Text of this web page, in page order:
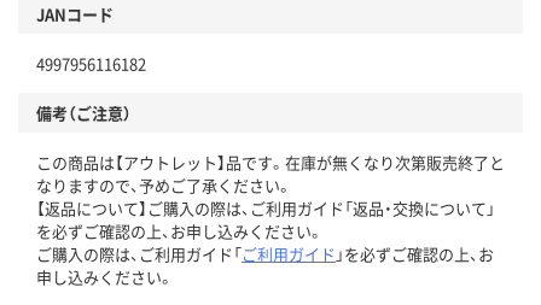
JANコード
4997956116182
備考（ご注意）
この商品は【アウトレット】品です。在庫が無くなり次第販売終了と
なりますので、予めご了承ください。
【返品について】ご購入の際は、ご利用ガイド「返品・交換について」
を必ずご確認の上、お申し込みください。
ご購入の際は、ご利用ガイド「ご利用ガイド 」を必ずご確認の上、お
申し込みください。